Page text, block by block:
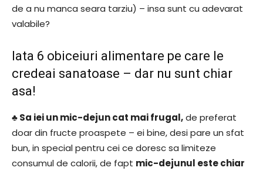
de a nu manca seara tarziu) – insa sunt cu adevarat
valabile?
Iata 6 obiceiuri alimentare pe care le
credeai sanatoase – dar nu sunt chiar
asa!
♣ Sa iei un mic-dejun cat mai frugal,de preferat
doar din fructe proaspete – ei bine, desi pare un sfat
bun, in special pentru cei ce doresc sa limiteze
consumul de calorii, de fapt mic-dejunul este chiar